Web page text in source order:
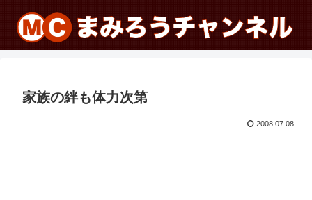
家族の絆も体力次第
2008.07.08